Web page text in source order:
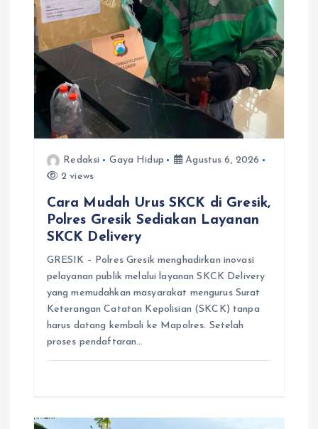
Redaksi Gaya Hidup
Agustus 6, 2026
2 views
Cara Mudah Urus SKCK di Gresik,
Polres Gresik Sediakan Layanan
SKCK Delivery
GRESIK – Polres Gresik menghadirkan inovasi
pelayanan publik melalui layanan SKCK Delivery
yang memudahkan masyarakat mengurus Surat
Keterangan Catatan Kepolisian (SKCK) tanpa
harus datang kembali ke Mapolres. Setelah
proses pendaftaran…